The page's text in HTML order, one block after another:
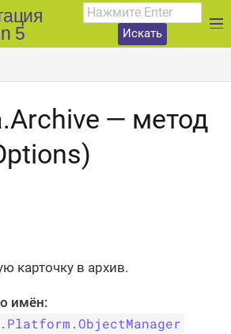
5
Искать
— метод
карточку в архив.
имён: